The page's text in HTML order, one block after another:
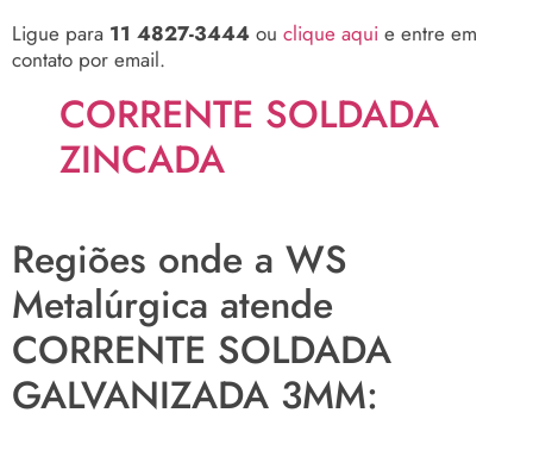
Ligue para 11 4827-3444 ou clique aqui e entre em
contato por email.
CORRENTE SOLDADA
ZINCADA
Regiões onde a WS
Metalúrgica atende
CORRENTE SOLDADA
GALVANIZADA 3MM: